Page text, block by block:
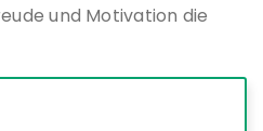
und Motivation die